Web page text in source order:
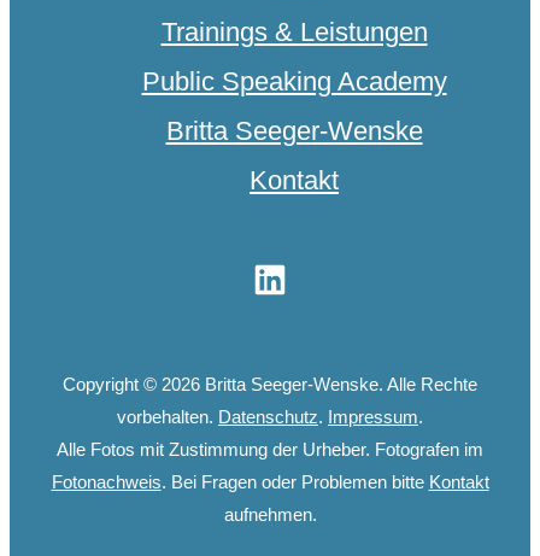
Trainings & Leistungen
Public Speaking Academy
Britta Seeger-Wenske
Kontakt
Copyright © 2026 Britta Seeger-Wenske. Alle Rechte
vorbehalten. Datenschutz. Impressum.
Alle Fotos mit Zustimmung der Urheber. Fotografen im
Fotonachweis. Bei Fragen oder Problemen bitte Kontakt
aufnehmen.